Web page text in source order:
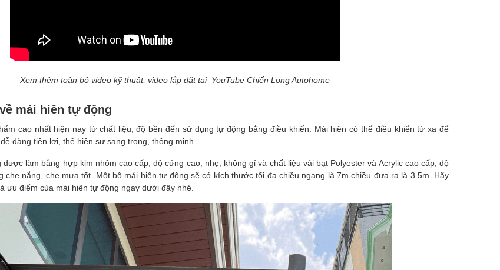
Xem thêm toàn bộ video kỹ thuật, video lắp đặt tại YouTube Chiến Long Autohome
mái hiên tự động
cao nhất hiện nay từ chất liệu, độ bền đến sử dụng tự động bằng điều khiển. Mái hiên có thể điều khiển từ xa để
dàng tiện lợi, thể hiện sự sang trọng, thông minh.
làm bằng hợp kim nhôm cao cấp, độ cứng cao, nhẹ, không gỉ và chất liệu vải bạt Polyester và Acrylic cao cấp, độ
che nắng, che mưa tốt. Một bộ mái hiên tự động sẽ có kích thước tối đa chiều ngang là 7m chiều đưa ra là 3.5m. Hãy
ưu điểm của mái hiên tự động ngay dưới đây nhé.